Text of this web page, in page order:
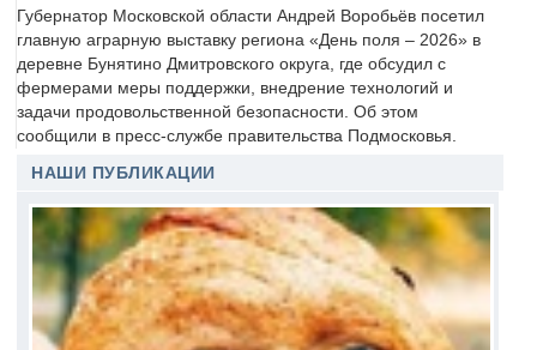
Губернатор Московской области Андрей Воробьёв посетил
главную аграрную выставку региона «День поля – 2026» в
деревне Бунятино Дмитровского округа, где обсудил с
фермерами меры поддержки, внедрение технологий и
задачи продовольственной безопасности. Об этом
сообщили в пресс-службе правительства Подмосковья.
НАШИ ПУБЛИКАЦИИ